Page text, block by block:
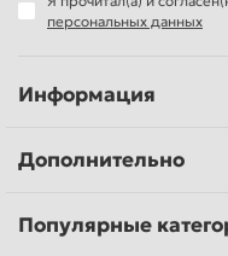
персональных данных
Информация
Дополнительно
Популярные